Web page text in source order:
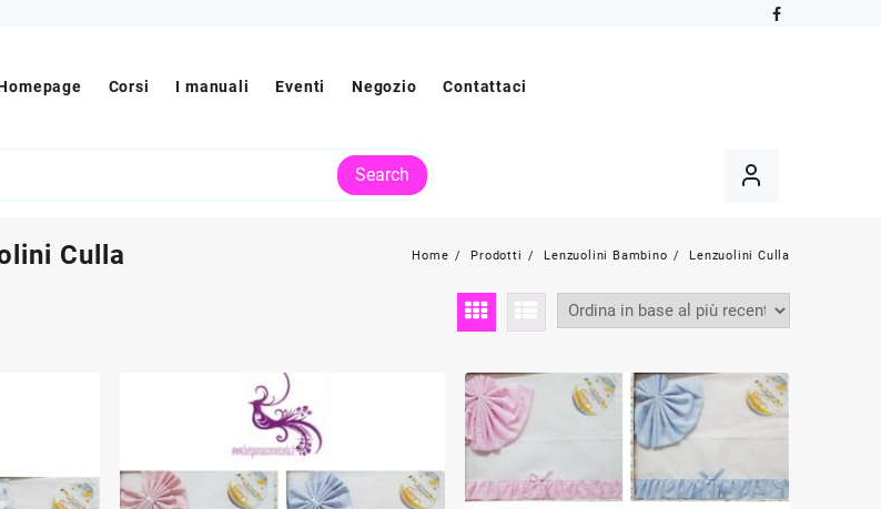
Corsi I manuali Eventi Negozio Contattaci
Search
Culla Home Prodotti Lenzuolini Bambino Lenzuolini Culla